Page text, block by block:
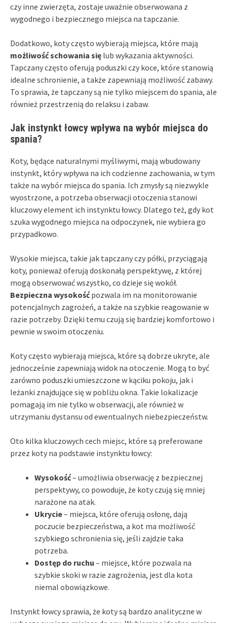
czy inne zwierzęta, zostaje uważnie obserwowana z
wygodnego i bezpiecznego miejsca na tapczanie.
Dodatkowo, koty często wybierają miejsca, które mają
możliwość schowania się lub wykazania aktywności.
Tapczany często oferują poduszki czy koce, które stanowią
idealne schronienie, a także zapewniają możliwość zabawy.
To sprawia, że tapczany są nie tylko miejscem do spania, ale
również przestrzenią do relaksu i zabaw.
Jak instynkt łowcy wpływa na wybór miejsca do
spania?
Koty, będące naturalnymi myśliwymi, mają wbudowany
instynkt, który wpływa na ich codzienne zachowania, w tym
także na wybór miejsca do spania. Ich zmysły są niezwykle
wyostrzone, a potrzeba obserwacji otoczenia stanowi
kluczowy element ich instynktu łowcy. Dlatego też, gdy kot
szuka wygodnego miejsca na odpoczynek, nie wybiera go
przypadkowo.
Wysokie miejsca, takie jak tapczany czy półki, przyciągają
koty, ponieważ oferują doskonałą perspektywę, z której
mogą obserwować wszystko, co dzieje się wokół.
Bezpieczna wysokośćpozwala im na monitorowanie
potencjalnych zagrożeń, a także na szybkie reagowanie w
razie potrzeby. Dzięki temu czują się bardziej komfortowo i
pewnie w swoim otoczeniu.
Koty często wybierają miejsca, które są dobrze ukryte, ale
jednocześnie zapewniają widok na otoczenie. Mogą to być
zarówno poduszki umieszczone w kąciku pokoju, jak i
leżanki znajdujące się w pobliżu okna. Takie lokalizacje
pomagają im nie tylko w obserwacji, ale również w
utrzymaniu dystansu od ewentualnych niebezpieczeństw.
Oto kilka kluczowych cech miejsc, które są preferowane
przez koty na podstawie instynktu łowcy:
Wysokość– umożliwia obserwację z bezpiecznej
perspektywy, co powoduje, że koty czują się mniej
narażone na atak.
Ukrycie– miejsca, które oferują osłonę, dają
poczucie bezpieczeństwa, a kot ma możliwość
szybkiego schronienia się, jeśli zajdzie taka
potrzeba.
Dostęp do ruchu – miejsce, które pozwala na
szybkie skoki w razie zagrożenia, jest dla kota
niemal obowiązkowe.
Instynkt łowcy sprawia, że koty są bardzo analityczne w